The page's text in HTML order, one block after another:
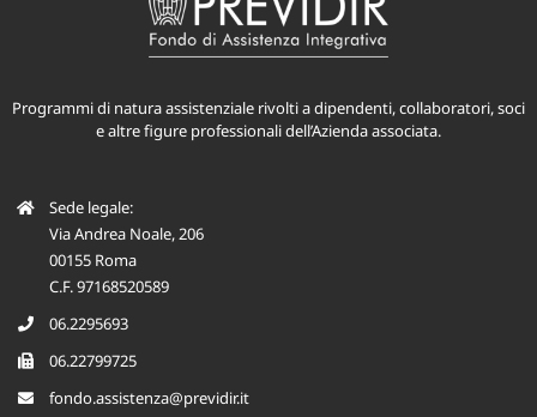
Programmi di natura assistenziale rivolti a dipendenti, collaboratori, soci
Sede legale:
Via Andrea Noale, 206
00155 Roma
C.F. 97168520589
06.2295693
06.22799725